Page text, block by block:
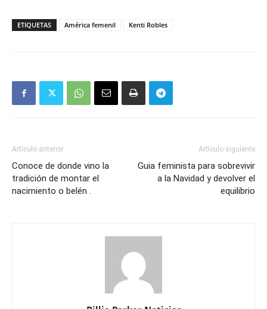
ETIQUETAS América femenil Kenti Robles
Artículo anterior
Conoce de donde vino la
tradición de montar el
nacimiento o belén .
Artículo siguiente
Guia feminista para sobrevivir
a la Navidad y devolver el
equilibrio